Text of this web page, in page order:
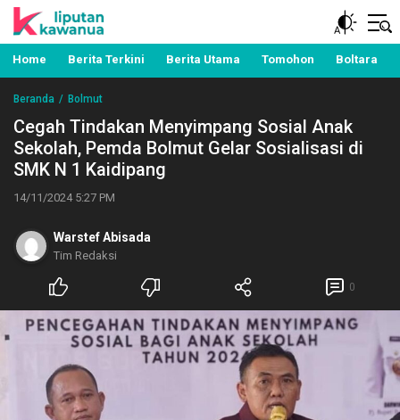
Liputan Kawanua
Berita Manado, Sulawesi Utara, Kawanua, Politik,
Pemerintahan, Hukum Kriminal dan Nasional
Home Berita Terkini Berita Utama Tomohon Boltara
Beranda Bolmut
Cegah Tindakan Menyimpang Sosial Anak
Sekolah, Pemda Bolmut Gelar Sosialisasi di
SMK N 1 Kaidipang
14/11/2024 5:27 PM
Warstef Abisada
Tim Redaksi
0